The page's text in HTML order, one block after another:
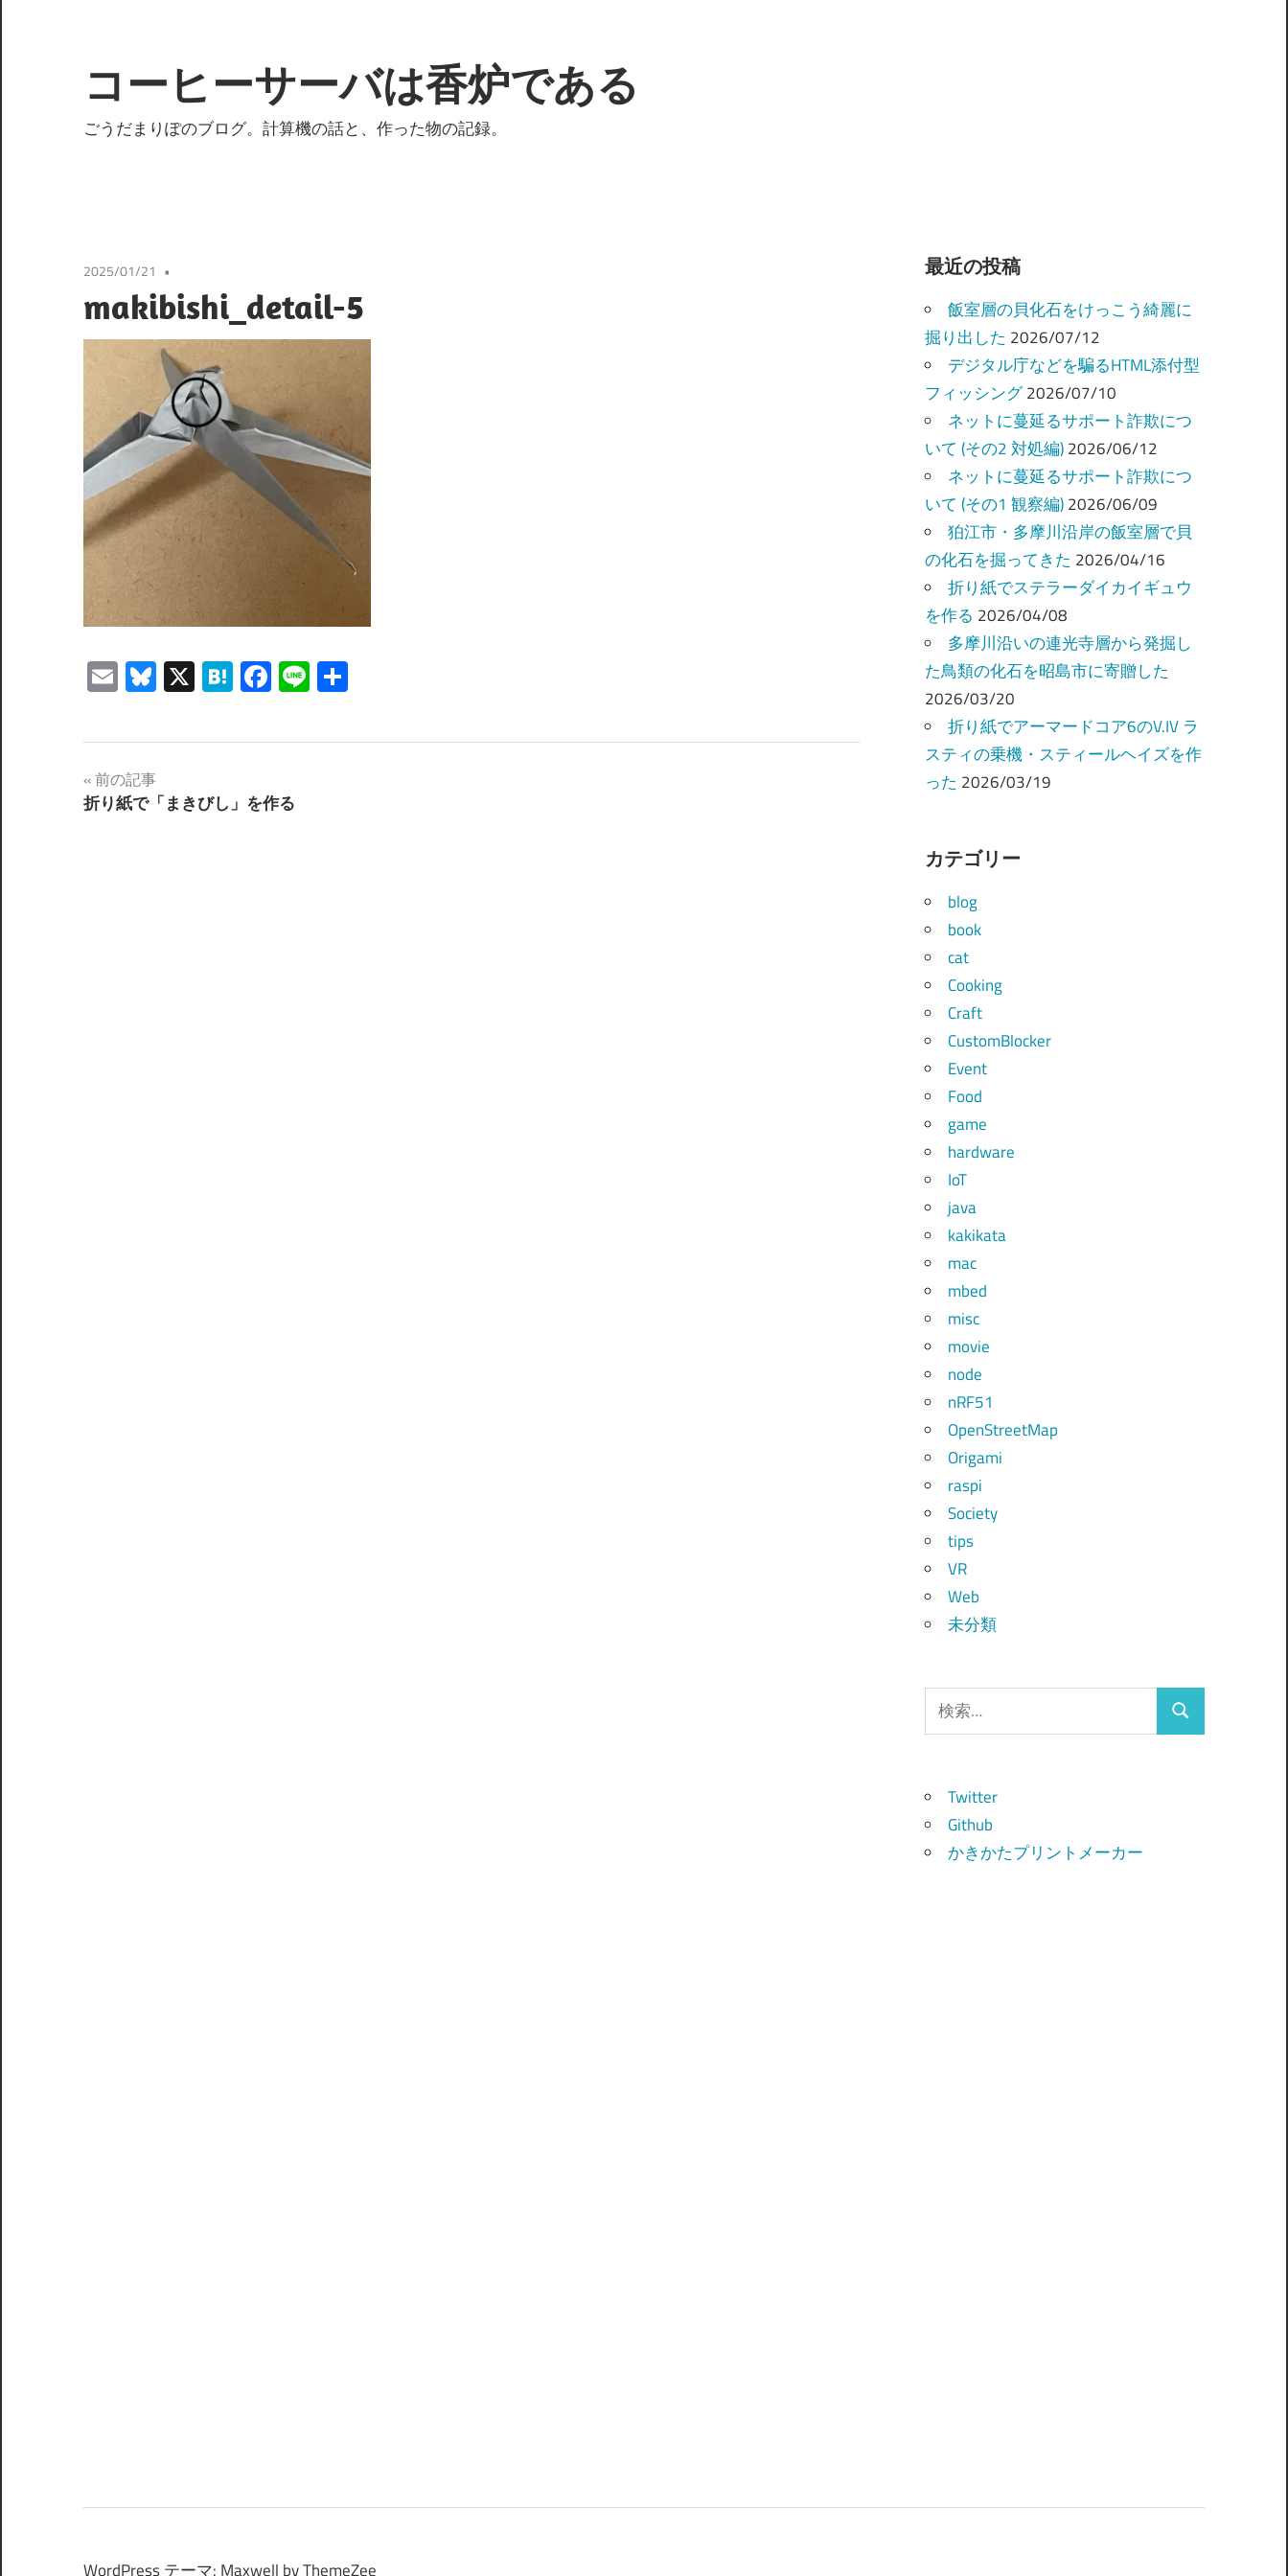
テ
ン
ツ
プ
コーヒーサーバは香炉である
ごうだまりぽのブログ。計算機の話と、作った物の記録。
2025/01/21
makibishi_detail-5
EmailBluesky
X Hatena
Facebook
Line
投
稿
前の記事
折り紙で「まきびし」を作る
最近の投稿
飯室層の貝化石をけっこう綺麗に
掘り出した 2026/07/12
デジタル庁などを騙るHTML添付型
フィッシング 2026/07/10
ネットに蔓延るサポート詐欺につ
いて (その2 対処編) 2026/06/12
ネットに蔓延るサポート詐欺につ
いて (その1 観察編) 2026/06/09
狛江市・多摩川沿岸の飯室層で貝
の化石を掘ってきた 2026/04/16
折り紙でステラーダイカイギュウ
を作る 2026/04/08
多摩川沿いの連光寺層から発掘し
た鳥類の化石を昭島市に寄贈した
2026/03/20
折り紙でアーマードコア6のV.IV ラ
スティの乗機・スティールヘイズを作
った 2026/03/19
カテゴリー
blog
book
cat
Cooking
Craft
CustomBlocker
Event
Food
game
hardware
IoT
java
kakikata
mac
mbed
misc
movie
node
nRF51
OpenStreetMap
Origami
raspi
Society
tips
VR
Web
未分類
索:
検
Twitter
Github
かきかたプリントメーカー
WordPress テーマ: Maxwell by ThemeZee